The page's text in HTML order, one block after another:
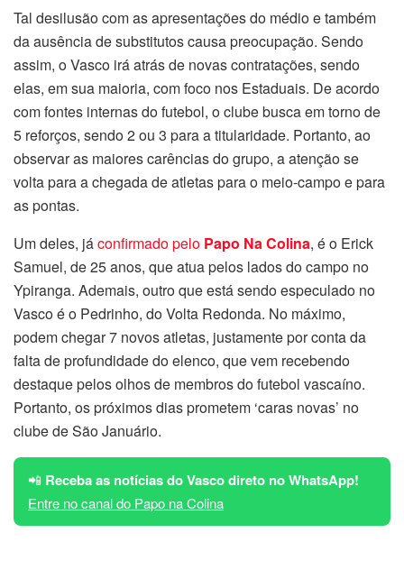
Tal desilusão com as apresentações do médio e também
da ausência de substitutos causa preocupação. Sendo
assim, o Vasco irá atrás de novas contratações, sendo
elas, em sua maioria, com foco nos Estaduais. De acordo
com fontes internas do futebol, o clube busca em torno de
5 reforços, sendo 2 ou 3 para a titularidade. Portanto, ao
observar as maiores carências do grupo, a atenção se
volta para a chegada de atletas para o meio-campo e para
as pontas.
Um deles, jáconfirmado pelo Papo Na Colina, é o Erick
Samuel, de 25 anos, que atua pelos lados do campo no
Ypiranga. Ademais, outro que está sendo especulado no
Vasco é o Pedrinho, do Volta Redonda. No máximo,
podem chegar 7 novos atletas, justamente por conta da
falta de profundidade do elenco, que vem recebendo
destaque pelos olhos de membros do futebol vascaíno.
Portanto, os próximos dias prometem ‘caras novas’ no
clube de São Januário.
📲 Receba as notícias do Vasco direto no WhatsApp!
Entre no canal do Papo na Colina